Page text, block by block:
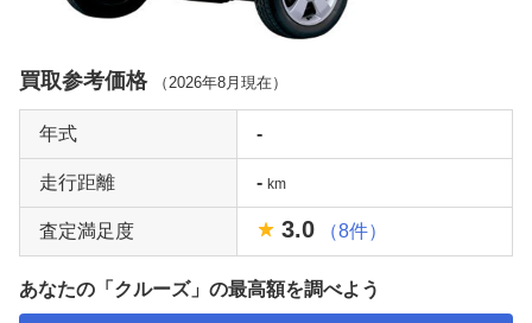
買取参考価格 （ 2026年8月 現在）
年式 -
走行距離 - km
査定満足度 3.0 （8件）
あなたの「クルーズ」の最高額を調べよう